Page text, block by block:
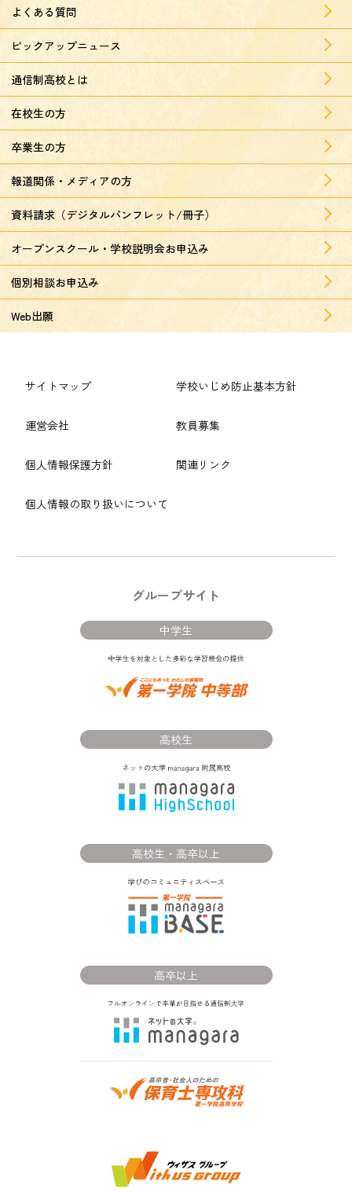
よくある質問
ピックアップニュース
通信制高校とは
在校生の方
卒業生の方
報道関係・メディアの方
資料請求（デジタルパンフレット/冊子）
オープンスクール・学校説明会お申込み
個別相談お申込み
Web出願
サイトマップ
運営会社
個人情報保護方針
個人情報の取り扱いについて
学校いじめ防止基本方針
教員募集
関連リンク
グループサイト
中学生
高校生
高校生・高卒以上
高卒以上